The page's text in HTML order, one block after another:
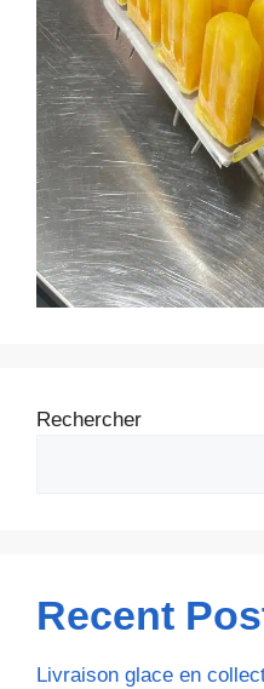
Rechercher
Recent
Livraison glace en